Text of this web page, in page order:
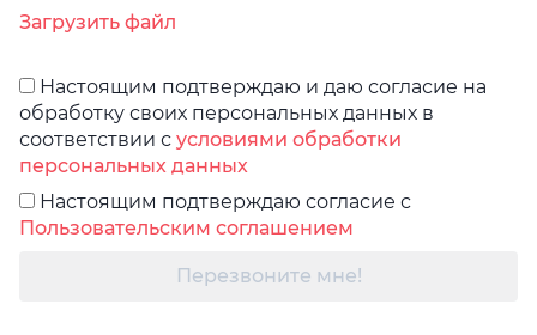
Загрузить файл
Настоящим подтверждаю и даю согласие на
обработку своих персональных данных в
соответствии с условиями обработки
персональных данных
Настоящим подтверждаю согласие с
Пользовательским соглашением
Перезвоните мне!